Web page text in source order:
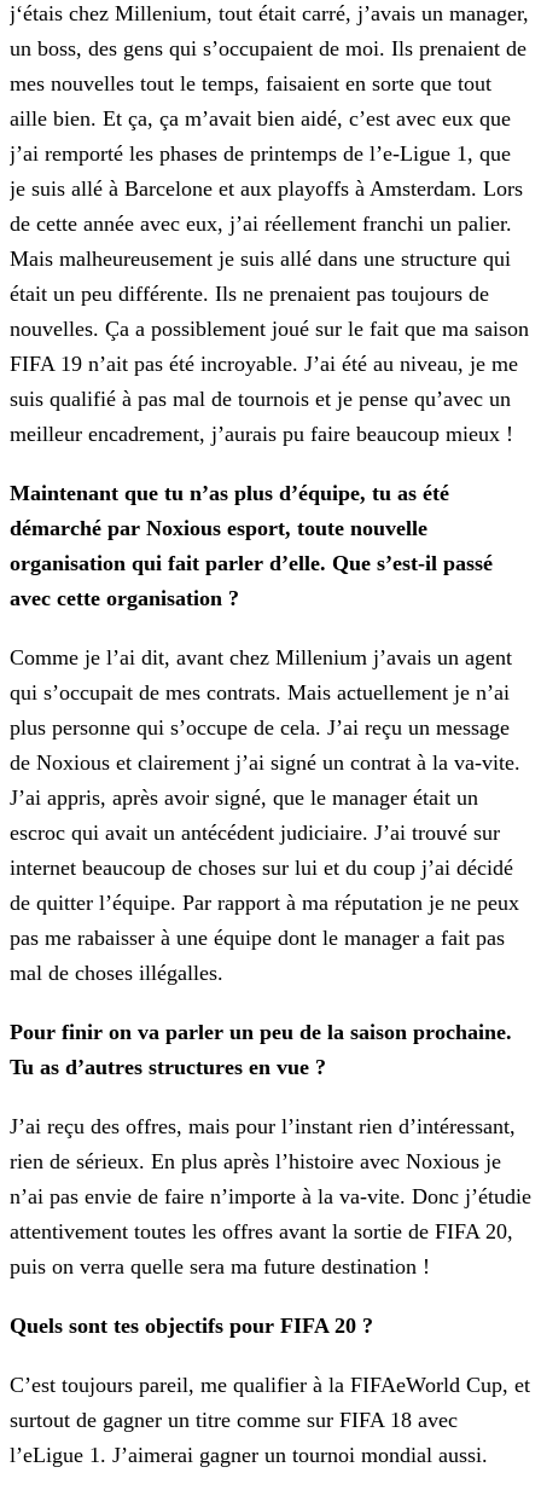
j‘étais chez Millenium, tout était carré, j’avais un manager,
un boss, des gens qui s’occupaient de moi. Ils prenaient de
mes nouvelles tout le temps, faisaient en sorte que tout
aille bien. Et ça, ça m’avait bien aidé, c’est avec eux que
j’ai remporté les phases de printemps de l’e-Ligue 1, que
je suis allé à Barcelone et aux playoffs à Amsterdam. Lors
de cette année avec eux, j’ai réellement franchi un palier.
Mais malheureusement je suis allé dans une structure qui
était un peu différente. Ils ne prenaient pas toujours de
nouvelles. Ça a possiblement joué sur le fait que ma saison
FIFA 19 n’ait pas été incroyable. J’ai été au niveau, je me
suis qualifié à pas mal de tournois et je pense qu’avec un
meilleur encadrement, j’aurais pu faire beaucoup mieux !
Maintenant que tu n’as plus d’équipe, tu as été
démarché par Noxious esport, toute nouvelle
organisation qui fait parler d’elle. Que s’est-il passé
avec cette organisation ?
Comme je l’ai dit, avant chez Millenium j’avais un agent
qui s’occupait de mes contrats. Mais actuellement je n’ai
plus personne qui s’occupe de cela. J’ai reçu un message
de Noxious et clairement j’ai signé un contrat à la va-vite.
J’ai appris, après avoir signé, que le manager était un
escroc qui avait un antécédent judiciaire. J’ai trouvé sur
internet beaucoup de choses sur lui et du coup j’ai décidé
de quitter l’équipe. Par rapport à ma réputation je ne peux
pas me rabaisser à une équipe dont le manager a fait pas
mal de choses illégalles.
Pour finir on va parler un peu de la saison prochaine.
Tu as d’autres structures en vue ?
J’ai reçu des offres, mais pour l’instant rien d’intéressant,
rien de sérieux. En plus après l’histoire avec Noxious je
n’ai pas envie de faire n’importe à la va-vite. Donc j’étudie
attentivement toutes les offres avant la sortie de FIFA 20,
puis on verra quelle sera ma future destination !
Quels sont tes objectifs pour FIFA 20 ?
C’est toujours pareil, me qualifier à la FIFAeWorld Cup, et
surtout de gagner un titre comme sur FIFA 18 avec
l’eLigue 1. J’aimerai gagner un tournoi mondial aussi.